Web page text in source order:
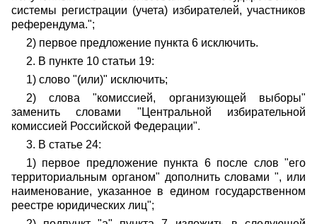
системы регистрации (учета) избирателей, участников
референдума.";
2) первое предложение пункта 6 исключить.
2. В пункте 10 статьи 19:
1) слово "(или)" исключить;
2) слова "комиссией, организующей выборы"
заменить словами "Центральной избирательной
комиссией Российской Федерации".
3. В статье 24:
1) первое предложение пункта 6 после слов "его
территориальным органом" дополнить словами ", или
наименование, указанное в едином государственном
реестре юридических лиц";